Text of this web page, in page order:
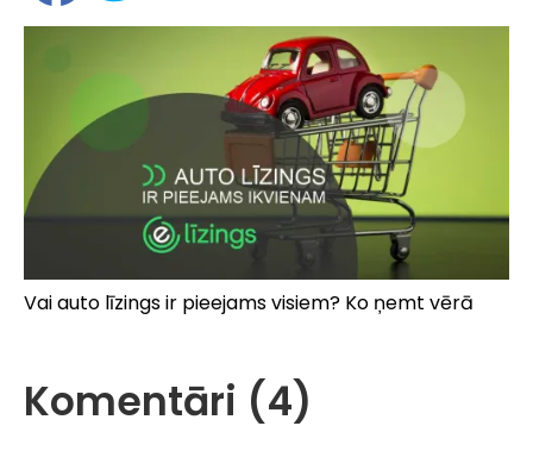
Vai auto līzings ir pieejams visiem? Ko ņemt vērā
Komentāri (4)